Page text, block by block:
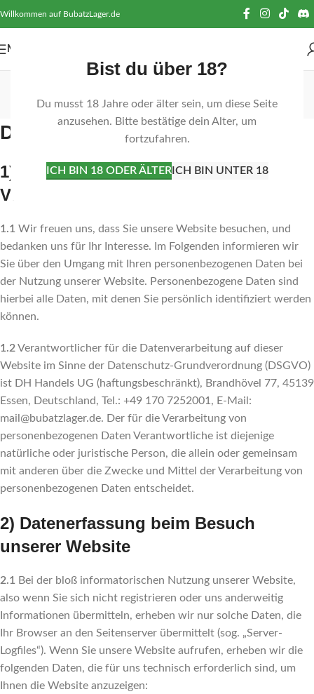
Bist du über 18?
Du musst 18 Jahre oder älter sein, um diese Seite
anzusehen. Bitte bestätige dein Alter, um
fortzufahren.
ICH BIN 18 ODER ÄLTERICH BIN UNTER 18
Willkommen auf BubatzLager.de
MENÜ
Startseite Datenschutz
Datenschutz
1) Einleitung und Kontaktdaten des
Verantwortlichen
1.1 Wir freuen uns, dass Sie unsere Website besuchen, und
bedanken uns für Ihr Interesse. Im Folgenden informieren wir
Sie über den Umgang mit Ihren personenbezogenen Daten bei
der Nutzung unserer Website. Personenbezogene Daten sind
hierbei alle Daten, mit denen Sie persönlich identifiziert werden
können.
1.2Verantwortlicher für die Datenverarbeitung auf dieser
Website im Sinne der Datenschutz-Grundverordnung (DSGVO)
ist DH Handels UG (haftungsbeschränkt), Brandhövel 77, 45139
Essen, Deutschland, Tel.: +49 170 7252001, E-Mail:
mail@bubatzlager.de. Der für die Verarbeitung von
personenbezogenen Daten Verantwortliche ist diejenige
natürliche oder juristische Person, die allein oder gemeinsam
mit anderen über die Zwecke und Mittel der Verarbeitung von
personenbezogenen Daten entscheidet.
2) Datenerfassung beim Besuch
unserer Website
2.1 Bei der bloß informatorischen Nutzung unserer Website,
also wenn Sie sich nicht registrieren oder uns anderweitig
Informationen übermitteln, erheben wir nur solche Daten, die
Ihr Browser an den Seitenserver übermittelt (sog. „Server-
Logfiles“). Wenn Sie unsere Website aufrufen, erheben wir die
folgenden Daten, die für uns technisch erforderlich sind, um
Ihnen die Website anzuzeigen: